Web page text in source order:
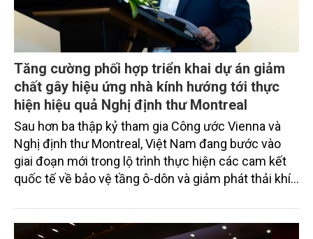
Tăng cường phối hợp triển khai dự án giảm
chất gây hiệu ứng nhà kính hướng tới thực
hiện hiệu quả Nghị định thư Montreal
Sau hơn ba thập kỷ tham gia Công ước Vienna và
Nghị định thư Montreal, Việt Nam đang bước vào
giai đoạn mới trong lộ trình thực hiện các cam kết
quốc tế về bảo vệ tầng ô-dôn và giảm phát thải khí
HCFC, giảm tiêu thụ HFC theo Bản sửa đổi Kigali
không chỉ đòi hỏi chuyển đổi công nghệ mà còn đặt